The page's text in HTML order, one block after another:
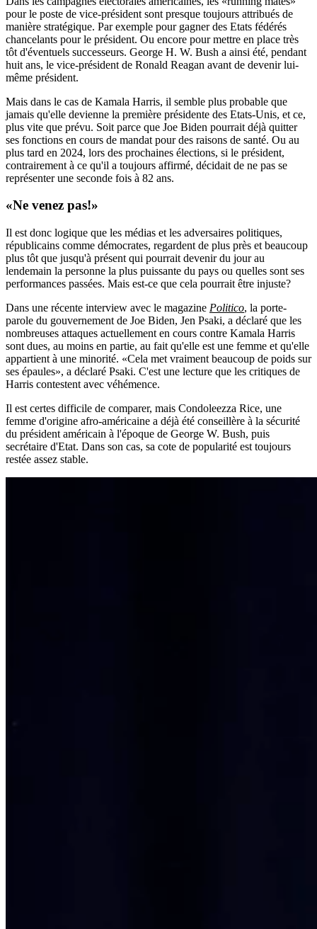
pour le poste de vice-président sont presque toujours attribués de
manière stratégique. Par exemple pour gagner des Etats fédérés
chancelants pour le président. Ou encore pour mettre en place très
tôt d'éventuels successeurs. George H. W. Bush a ainsi été, pendant
huit ans, le vice-président de Ronald Reagan avant de devenir lui-
même président.
Mais dans le cas de Kamala Harris, il semble plus probable que
jamais qu'elle devienne la première présidente des Etats-Unis, et ce,
plus vite que prévu. Soit parce que Joe Biden pourrait déjà quitter
ses fonctions en cours de mandat pour des raisons de santé. Ou au
plus tard en 2024, lors des prochaines élections, si le président,
contrairement à ce qu'il a toujours affirmé, décidait de ne pas se
représenter une seconde fois à 82 ans.
«Ne venez pas!»
Il est donc logique que les médias et les adversaires politiques,
républicains comme démocrates, regardent de plus près et beaucoup
plus tôt que jusqu'à présent qui pourrait devenir du jour au
lendemain la personne la plus puissante du pays ou quelles sont ses
performances passées. Mais est-ce que cela pourrait être injuste?
Dans une récente interview avec le magazine Politico, la porte-
parole du gouvernement de Joe Biden, Jen Psaki, a déclaré que les
nombreuses attaques actuellement en cours contre Kamala Harris
sont dues, au moins en partie, au fait qu'elle est une femme et qu'elle
appartient à une minorité. «Cela met vraiment beaucoup de poids sur
ses épaules», a déclaré Psaki. C'est une lecture que les critiques de
Harris contestent avec véhémence.
Il est certes difficile de comparer, mais Condoleezza Rice, une
femme d'origine afro-américaine a déjà été conseillère à la sécurité
du président américain à l'époque de George W. Bush, puis
secrétaire d'Etat. Dans son cas, sa cote de popularité est toujours
restée assez stable.